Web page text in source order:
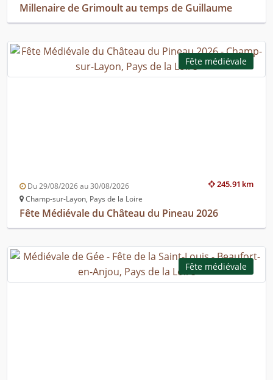
Millenaire de Grimoult au temps de Guillaume
Fête médiévale
245.91 km
Du 29/08/2026 au 30/08/2026
Champ-sur-Layon, Pays de la Loire
Fête Médiévale du Château du Pineau 2026
Fête médiévale